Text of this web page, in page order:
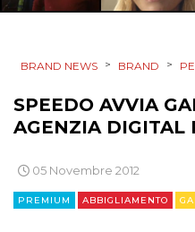
PRODOTTI
CSR
BRAND NEWS > BRAND >
SPEEDO AVVIA
AGENZIA DIGITAL
05 Novembre 2012
PREMIUM ABBIGLIAMENTO